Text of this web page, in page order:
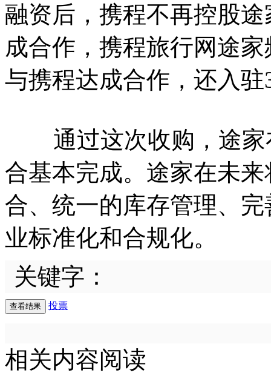
融资后，携程不再控股
成合作，携程旅行网途
与携程达成合作，还入驻
通过这次收购，途家
合基本完成。途家在未
合、统一的库存管理、
业标准化和合规化。
关键字：
投票
相关内容阅读